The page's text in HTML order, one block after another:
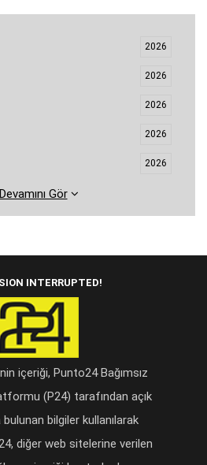
2026
2026
2026
2026
2026
Devamını Gör
INTERRUPTED!
içeriği, Punto24 Bağımsız
(P24) tarafından açık
bulunan bilgiler kullanılarak
diğer web sitelerine verilen